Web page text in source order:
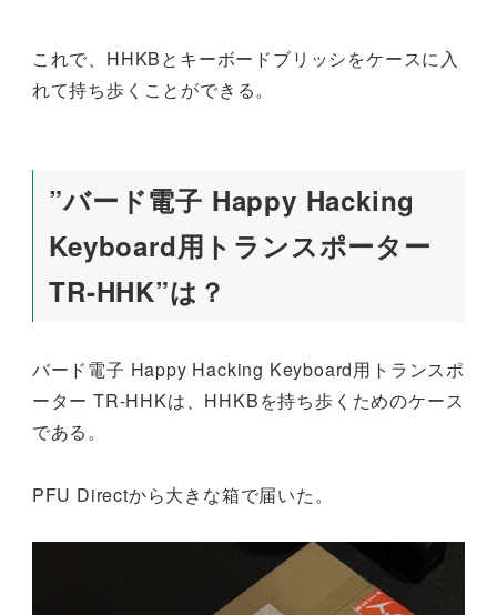
これで、HHKBとキーボードブリッシをケースに入
れて持ち歩くことができる。
”バード電子 Happy Hacking
Keyboard用トランスポーター
TR-HHK”は？
バード電子 Happy Hacking Keyboard用トランスポ
ーター TR-HHKは、HHKBを持ち歩くためのケース
である。
PFU Directから大きな箱で届いた。